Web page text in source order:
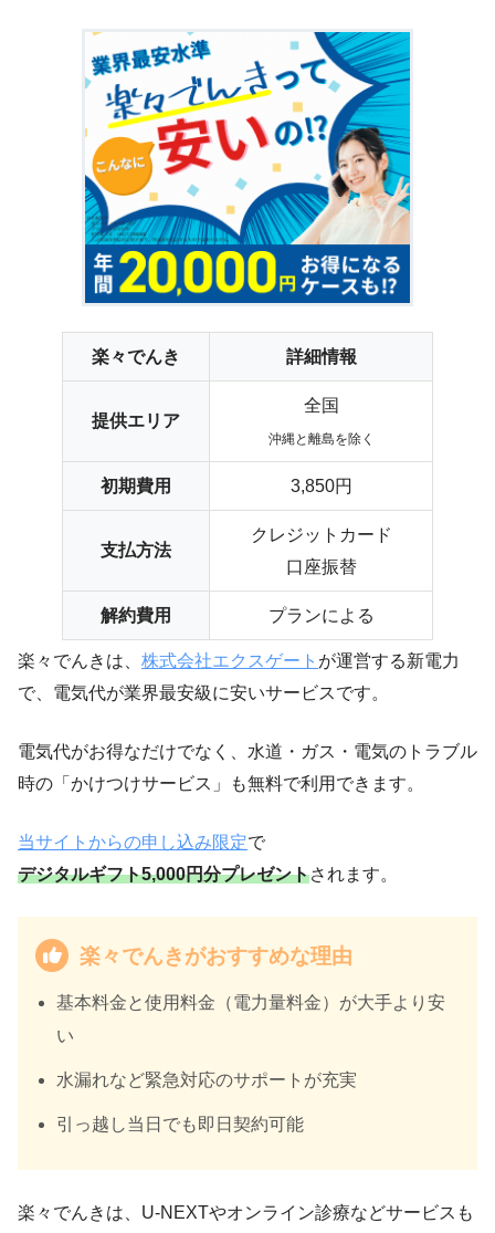
楽々でんき 詳細情報
提供エリア
全国
沖縄と離島を除く
初期費用 3,850円
支払方法
クレジットカード
口座振替
解約費用 プランによる
楽々でんきは、 株式会社エクスゲート が運営する新電力
で、電気代が業界最安級に安いサービスです。
電気代がお得なだけでなく、水道・ガス・電気のトラブル
時の「かけつけサービス」も無料で利用できます。
当サイトからの申し込み限定で
デジタルギフト5,000円分プレゼントされます。
楽々でんきがおすすめな理由
基本料金と使用料金（電力量料金）が大手より安
い
水漏れなど緊急対応のサポートが充実
引っ越し当日でも即日契約可能
楽々でんきは、U-NEXTやオンライン診療などサービスも